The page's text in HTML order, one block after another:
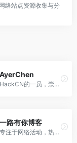
络站点资源收集与分
AyerChen
HackCN的一员，崇尚专注 · 乐于折腾！
一路有你博客
专注于网络活动，热门电影，精品软件，有趣的游戏推荐